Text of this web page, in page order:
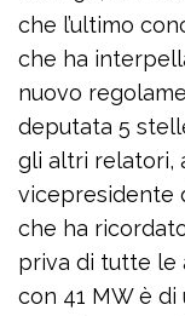
che l’ultimo
che ha
nuovo
deputata 5
gli altri relatori,
vicepresidente
che ha
priva di tutte le
con 41 MW è